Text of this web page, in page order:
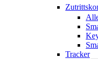
Tracker